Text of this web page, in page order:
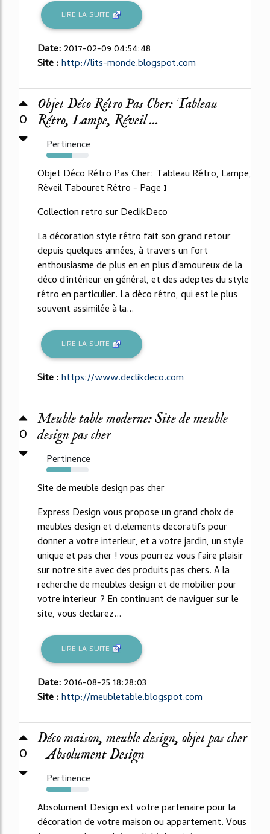
LIRE LA SUITE
Date: 2017-02-09 04:54:48
Site :http://lits-monde.blogspot.com
0
Objet Déco Rétro Pas Cher: Tableau
Rétro, Lampe, Réveil ...
Pertinence
60%
Objet Déco Rétro Pas Cher: Tableau Rétro, Lampe,
Réveil Tabouret Rétro - Page 1
Collection retro sur DeclikDeco
La décoration style rétro fait son grand retour
depuis quelques années, à travers un fort
enthousiasme de plus en en plus d'amoureux de la
déco d'intérieur en général, et des adeptes du style
rétro en particulier. La déco rétro, qui est le plus
souvent assimilée à la...
LIRE LA SUITE
Site :https://www.declikdeco.com
0
Meuble table moderne: Site de meuble
design pas cher
Pertinence
59%
Site de meuble design pas cher
Express Design vous propose un grand choix de
meubles design et d.elements decoratifs pour
donner a votre interieur, et a votre jardin, un style
unique et pas cher ! vous pourrez vous faire plaisir
sur notre site avec des produits pas chers. A la
recherche de meubles design et de mobilier pour
votre interieur ? En continuant de naviguer sur le
site, vous declarez...
LIRE LA SUITE
Date: 2016-08-25 18:28:03
Site :http://meubletable.blogspot.com
0
Déco maison, meuble design, objet pas cher
- Absolument Design
Pertinence
57%
Absolument Design est votre partenaire pour la
décoration de votre maison ou appartement. Vous